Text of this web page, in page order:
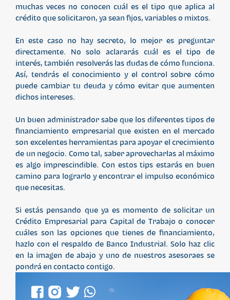
muchas veces no conocen cuál es el tipo que aplica al
crédito que solicitaron, ya sean fijos, variables o mixtos.
En este caso no hay secreto, lo mejor es preguntar
directamente. No solo aclararás cuál es el tipo de
interés, también resolverás las dudas de cómo funciona.
Así, tendrás el conocimiento y el control sobre cómo
puede cambiar tu deuda y cómo evitar que aumenten
dichos intereses.
Un buen administrador sabe que los diferentes tipos de
financiamiento empresarial que existen en el mercado
son excelentes herramientas para apoyar el crecimiento
de un negocio. Como tal, saber aprovecharlas al máximo
es algo imprescindible. Con estos tips estarás en buen
camino para lograrlo y encontrar el impulso económico
que necesitas.
Si estás pensando que ya es momento de solicitar un
Crédito Empresarial para Capital de Trabajo o conocer
cuáles son las opciones que tienes de financiamiento,
hazlo con el respaldo de Banco Industrial. Solo haz clic
en la imagen de abajo y uno de nuestros asesoraes se
pondrá en contacto contigo.